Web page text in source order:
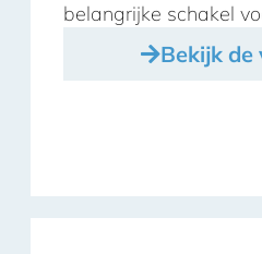
belangrijke schakel
Bekijk de